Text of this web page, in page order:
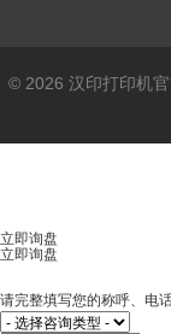
© 2026 汉印打印机
立即询盘
立即询盘
请完整填写您的称呼、电